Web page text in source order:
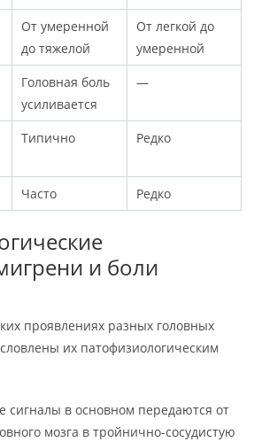
От умеренной
до тяжелой
От легкой до
умеренной
Головная боль
усиливается
—
Типично Редко
Часто Редко
и боли
проявлениях разных головных
их патофизиологическим
сигналы в основном передаются от
мозга в тройнично-сосудистую